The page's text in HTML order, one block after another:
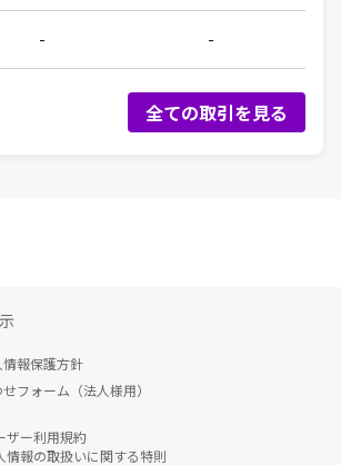
- -
全ての取引を見る
情報保護方針
フォーム（法人様用）
ザー利用規約
情報の取扱いに関する特則